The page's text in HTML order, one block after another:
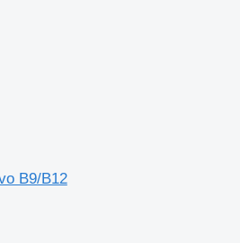
B9/B12